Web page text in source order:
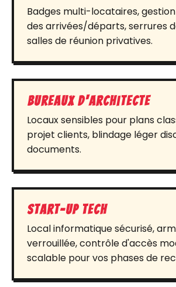
Badges multi-locataires,
des arrivées/départs, serrures
salles de réunion privatives.
Bureaux d'architecte
Locaux sensibles pour plans
projet clients, blindage léger
documents.
Start-up tech
Local informatique sécurisé,
verrouillée, contrôle d'accès
scalable pour vos phases de